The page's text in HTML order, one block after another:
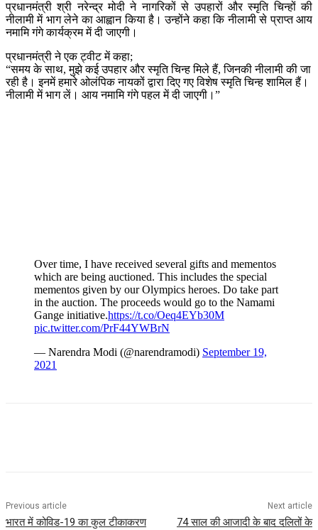
प्रधानमंत्री श्री नरेन्द्र मोदी ने नागरिकों से उपहारों और स्मृति चिन्हों की
नीलामी में भाग लेने का आह्वान किया है। उन्होंने कहा कि नीलामी से प्राप्त आय
नमामि गंगे कार्यक्रम में दी जाएगी।
प्रधानमंत्री ने एक ट्वीट में कहा;
“समय के साथ, मुझे कई उपहार और स्मृति चिन्ह मिले हैं, जिनकी नीलामी की जा
रही है। इनमें हमारे ओलंपिक नायकों द्वारा दिए गए विशेष स्मृति चिन्ह शामिल हैं।
नीलामी में भाग लें। आय नमामि गंगे पहल में दी जाएगी।”
Over time, I have received several gifts and mementos
which are being auctioned. This includes the special
mementos given by our Olympics heroes. Do take part
in the auction. The proceeds would go to the Namami
Gange initiative.https://t.co/Oeq4EYb30M
pic.twitter.com/PrF44YWBrN
— Narendra Modi (@narendramodi) September 19,
2021
Previous article
भारत में कोविड-19 का कुल टीकाकरण
Next article
74 साल की आजादी के बाद दलितों के